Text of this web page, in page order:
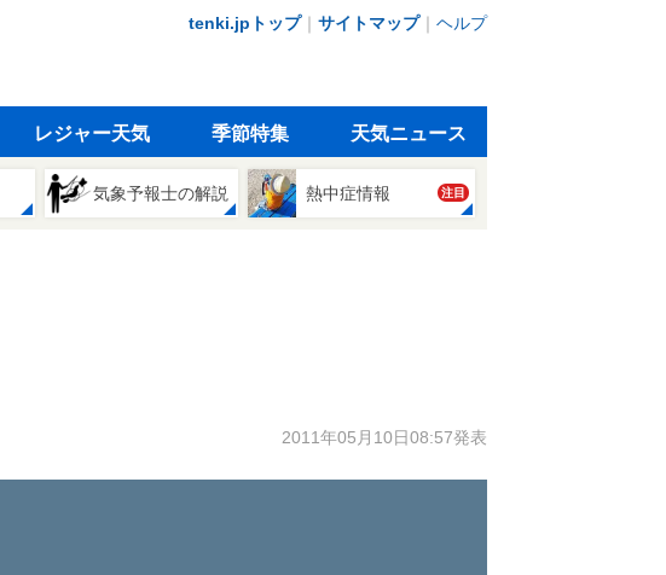
tenki.jpトップ｜ サイトマップ｜ ヘルプ
レジャー天気 季節特集 天気ニュース
気象予報士の解説 熱中症情報 注目
2011年05月10日08:57発表